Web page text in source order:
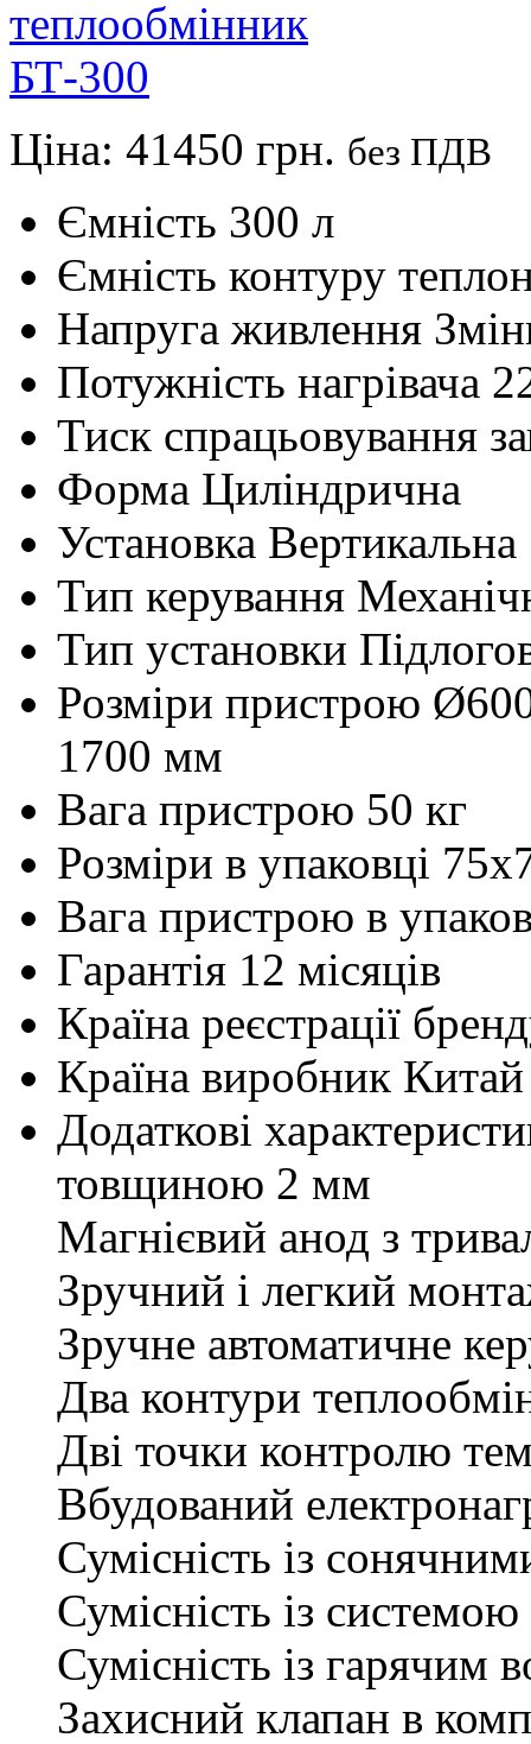
Ціна: 41450 грн. без ПДВ
Ємність 300 л
Ємність контуру
Напруга живлення
Потужність нагрівача
Тиск спрацьовування
Форма Циліндрична
Установка Вертикальна
Тип керування
Тип установки
Розміри пристрою
1700 мм
Вага пристрою 50 кг
Розміри в упаковці
Вага пристрою в
Гарантія 12 місяців
Країна реєстрації
Країна виробник Китай
Додаткові
товщиною 2 мм
Магнієвий анод з
Зручний і легкий
Зручне автоматичне
Два контури
Дві точки контролю
Вбудований
Сумісність із
Сумісність із
Сумісність із гарячим
Захисний клапан в